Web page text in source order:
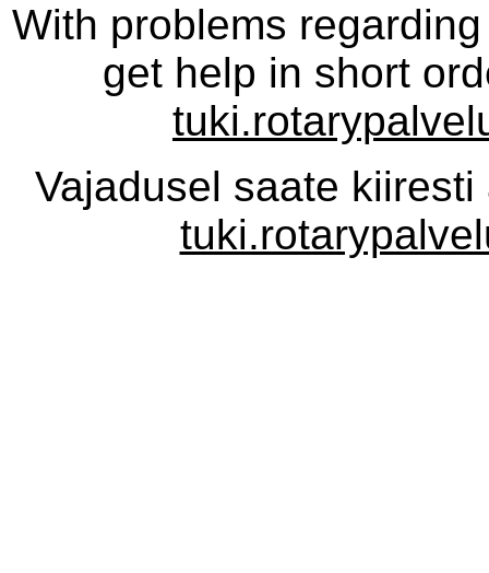
With problems
get help in short
Vajadusel saate